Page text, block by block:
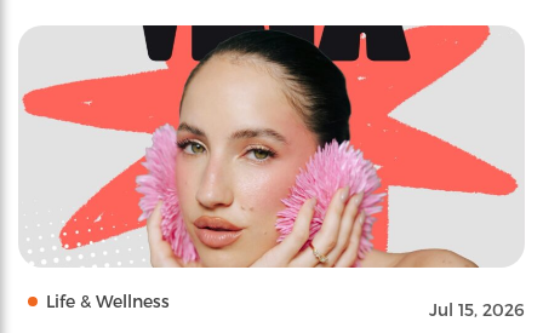
Life & Wellness Jul 15, 2026